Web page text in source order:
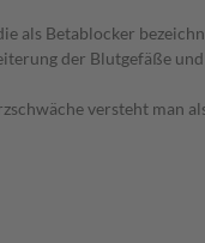
als Betablocker
der Blutgefäße
versteht man